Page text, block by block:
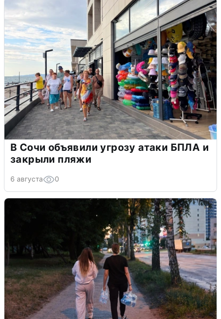
В Сочи объявили угрозу атаки БПЛА и
закрыли пляжи
6 августа 0